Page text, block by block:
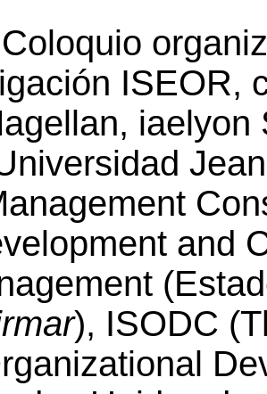
Coloquio
ISEOR,
iaelyon
and
), ISODC